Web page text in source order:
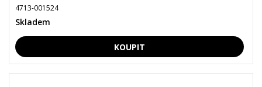
4713-001524
Skladem